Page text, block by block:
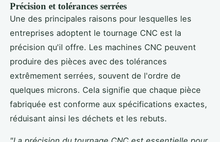
Précision et tolérances serrées
Une des principales raisons pour lesquelles les
entreprises adoptent le tournage CNC est la
précision qu'il offre. Les machines CNC peuvent
produire des pièces avec des tolérances
extrêmement serrées, souvent de l'ordre de
quelques microns. Cela signifie que chaque pièce
fabriquée est conforme aux spécifications exactes,
réduisant ainsi les déchets et les rebuts.